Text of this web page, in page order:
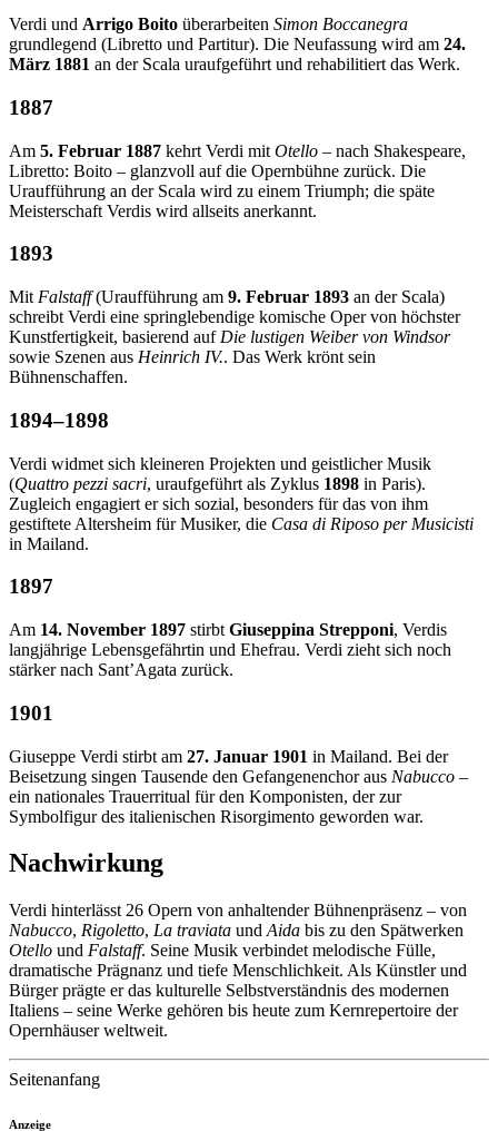
Verdi und Arrigo Boito überarbeiten Simon Boccanegra
grundlegend (Libretto und Partitur). Die Neufassung wird am 24.
März 1881 an der Scala uraufgeführt und rehabilitiert das Werk.
1887
Am 5. Februar 1887 kehrt Verdi mit Otello – nach Shakespeare,
Libretto: Boito – glanzvoll auf die Opernbühne zurück. Die
Uraufführung an der Scala wird zu einem Triumph; die späte
Meisterschaft Verdis wird allseits anerkannt.
1893
Mit Falstaff(Uraufführung am 9. Februar 1893 an der Scala)
schreibt Verdi eine springlebendige komische Oper von höchster
Kunstfertigkeit, basierend auf Die lustigen Weiber von Windsor
sowie Szenen aus Heinrich IV.. Das Werk krönt sein
Bühnenschaffen.
1894–1898
Verdi widmet sich kleineren Projekten und geistlicher Musik
(Quattro pezzi sacri, uraufgeführt als Zyklus 1898 in Paris).
Zugleich engagiert er sich sozial, besonders für das von ihm
gestiftete Altersheim für Musiker, die Casa di Riposo per Musicisti
in Mailand.
1897
Am 14. November 1897 stirbt Giuseppina Strepponi, Verdis
langjährige Lebensgefährtin und Ehefrau. Verdi zieht sich noch
stärker nach Sant’Agata zurück.
1901
Giuseppe Verdi stirbt am 27. Januar 1901 in Mailand. Bei der
Beisetzung singen Tausende den Gefangenenchor aus Nabucco –
ein nationales Trauerritual für den Komponisten, der zur
Symbolfigur des italienischen Risorgimento geworden war.
Nachwirkung
Verdi hinterlässt 26 Opern von anhaltender Bühnenpräsenz – von
Nabucco, Rigoletto, La traviata und Aida bis zu den Spätwerken
Otello und Falstaff. Seine Musik verbindet melodische Fülle,
dramatische Prägnanz und tiefe Menschlichkeit. Als Künstler und
Bürger prägte er das kulturelle Selbstverständnis des modernen
Italiens – seine Werke gehören bis heute zum Kernrepertoire der
Opernhäuser weltweit.
Seitenanfang
Anzeige